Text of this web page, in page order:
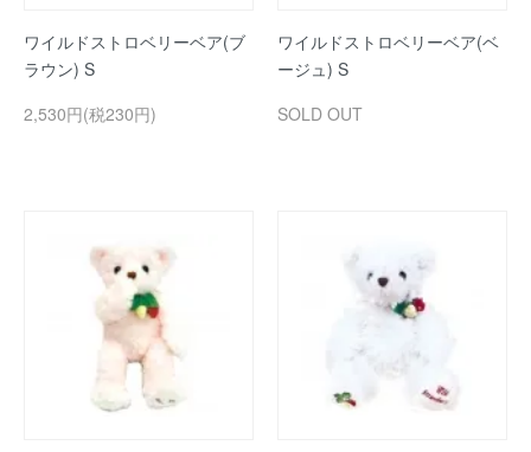
ワイルドストロベリーベア(ブ
ラウン) S
2,530円(税230円)
ワイルドストロベリーベア(ベ
ージュ) S
SOLD OUT